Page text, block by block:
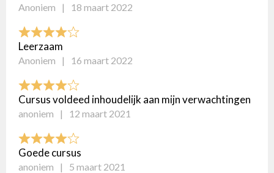
Anoniem 18 maart 2022
Leerzaam
Anoniem 16 maart 2022
Cursus voldeed inhoudelijk aan mijn verwachtingen
anoniem 12 maart 2021
Goede cursus
anoniem 5 maart 2021